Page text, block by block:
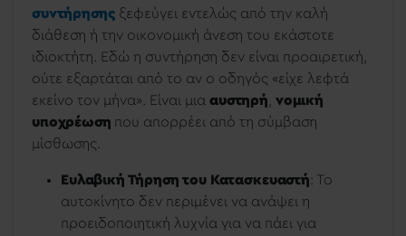
συντήρησης ξεφεύγει εντελώς από την καλή
διάθεση ή την οικονομική άνεση του εκάστοτε
ιδιοκτήτη. Εδώ η συντήρηση δεν είναι προαιρετική,
ούτε εξαρτάται από το αν ο οδηγός «είχε λεφτά
εκείνο τον μήνα». Είναι μια αυστηρή νομική
υποχρέωση που απορρέει από τη σύμβαση
μίσθωσης.
Ευλαβική Τήρηση του Κατασκευαστή: Το
αυτοκίνητο δεν περιμένει να ανάψει η
προειδοποιητική λυχνία για να πάει για